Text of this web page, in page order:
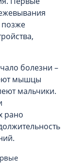
позже
болезни –
мышцы
мальчики.
рано